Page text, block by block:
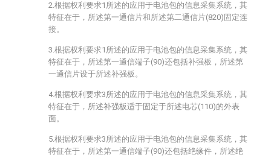
2.根据权利要求1所述的应用于电池包的信息采集系统，其
特征在于，所述第一通信片和所述第二通信片(820)固定连
接。
3.根据权利要求1所述的应用于电池包的信息采集系统，其
特征在于，所述第一通信端子(90)还包括补强板，所述第
一通信片设于所述补强板。
4.根据权利要求3所述的应用于电池包的信息采集系统，其
特征在于，所述补强板适于固定于所述电芯(110)的外表
面。
5.根据权利要求3所述的应用于电池包的信息采集系统，其
特征在于，所述第一通信端子(90)还包括绝缘件，所述绝